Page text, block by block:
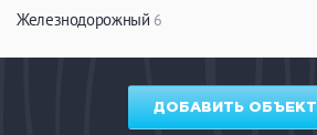
Железнодорожный 6
ДОБАВИТЬ ОБЪЕКТ